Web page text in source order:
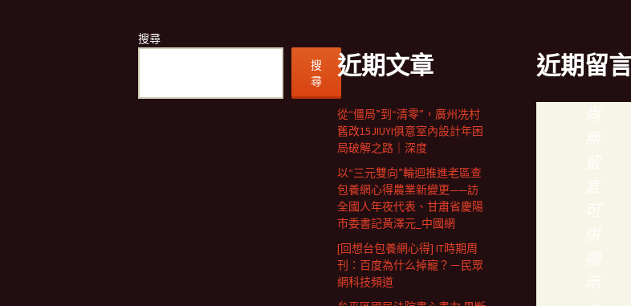
搜尋
搜
尋
近期文章
從“僵局”到“清零”，廣州冼村
舊改15JIUYI俱意室內設計年困
局破解之路｜深度
以“三元雙向”輪迴推進老區查
包養網心得農業新變更——訪
全國人年夜代表、甘肅省慶陽
市委書記黃澤元_中國網
[回想台包養網心得] IT時期周
刊：百度為什么掉寵？－民眾
網科技頻道
近期留
尚
無
留
言
可
供
顯
示